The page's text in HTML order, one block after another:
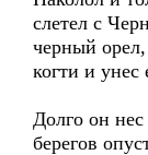
слетел с
черный
когти и унес
Долго он
берегов